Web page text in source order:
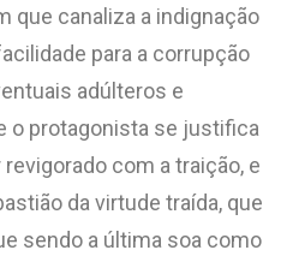
que canaliza a indignação
para a corrupção
adúlteros e
o protagonista se justifica
com a traição, e
da virtude traída, que
sendo a última soa como